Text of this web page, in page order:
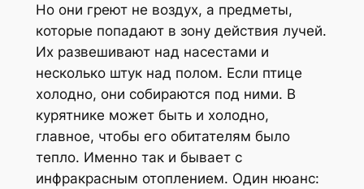
Но они греют не воздух, а предметы,
которые попадают в зону действия лучей.
Их развешивают над насестами и
несколько штук над полом. Если птице
холодно, они собираются под ними. В
курятнике может быть и холодно,
главное, чтобы его обитателям было
тепло. Именно так и бывает с
инфракрасным отоплением. Один нюанс: